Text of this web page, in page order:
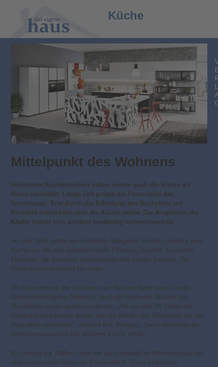
mobile
menu
mobile
menu
Küche
Mittelpunkt des Wohnens
Veränderte Kochtechniken haben immer auch die Küche als
Raum verändert. Lange Zeit prägte die Feuerstelle das
Drumherum. Erst durch die Erfindung des Backofens mit
Kochfeld entwickelte sich die Küche weiter. Die Ansprüche der
Käufer haben sich seitdem beständig weiterentwickelt.
Im Jahr 1926 stellte die Architektin Margarete Schütte-Lihotzky eine
Küche vor, die eine bahnbrechende Erfindung darstellt. Genormte
Elemente, die lückenlos aneinandergereiht werden konnten. Die
Einbauküche dominiert bis heute.
Die Absonderung des Kochens vom Wohnen hatte viele Gründe.
Geruchsbelästigung, Schmutz, auch die bewusste Distanz von
Dienstboten waren grundrissrelevant. „Als vor über 90 Jahren die
Einbauküche erfunden wurde, war die Mithilfe des Ehemanns bei der
Hausarbeit undenkbar“, erläutert Kirk Mangels, Geschäftsführer der
Arbeitsgemeinschaft Die Moderne Küche (AMK).
Bis Anfang der 1980er-Jahre war auch deshalb im Wohnungsbau ein
abgeschlossener Raum als Küche üblich. Diese funktionale
L